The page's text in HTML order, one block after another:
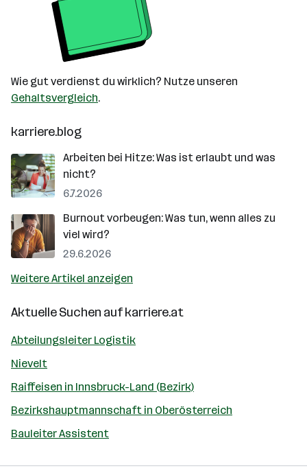
Wie gut verdienst du wirklich? Nutze unseren
Gehaltsvergleich.
karriere.blog
Arbeiten bei Hitze: Was ist erlaubt und was
nicht?
6.7.2026
Burnout vorbeugen: Was tun, wenn alles zu
viel wird?
29.6.2026
Weitere Artikel anzeigen
Aktuelle Suchen aufkarriere.at
Abteilungsleiter Logistik
Nievelt
Raiffeisen in Innsbruck-Land (Bezirk)
Bezirkshauptmannschaft in Oberösterreich
Bauleiter Assistent